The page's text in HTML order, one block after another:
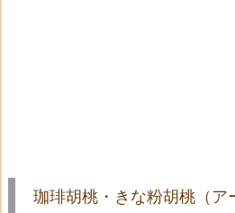
珈琲胡桃・きな粉胡桃（ア